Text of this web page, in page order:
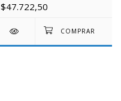
$47.722,50